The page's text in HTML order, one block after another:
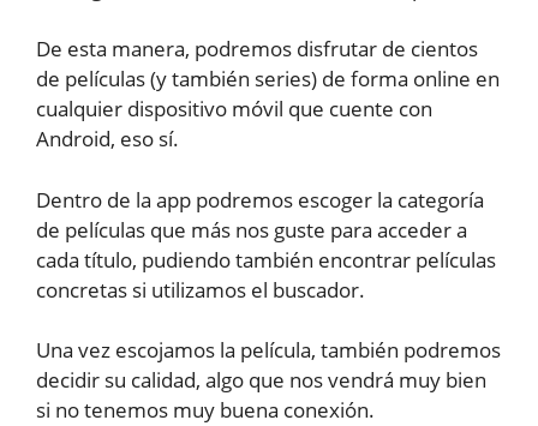
De esta manera, podremos disfrutar de cientos
de películas (y también series) de forma online en
cualquier dispositivo móvil que cuente con
Android, eso sí.
Dentro de la app podremos escoger la categoría
de películas que más nos guste para acceder a
cada título, pudiendo también encontrar películas
concretas si utilizamos el buscador.
Una vez escojamos la película, también podremos
decidir su calidad, algo que nos vendrá muy bien
si no tenemos muy buena conexión.